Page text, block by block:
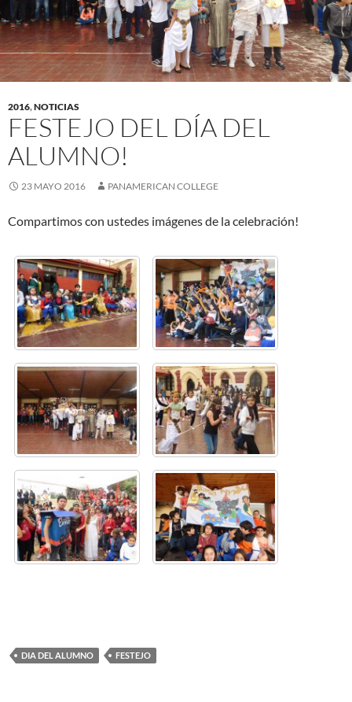
2016,NOTICIAS
FESTEJO DEL DÍA DEL
ALUMNO!
23 MAYO 2016 PANAMERICAN COLLEGE
Compartimos con ustedes imágenes de la celebración!
DIA DEL ALUMNO FESTEJO